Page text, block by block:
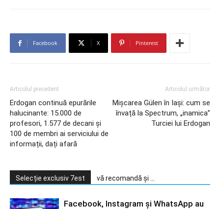
Facebook X Pinterest
Articolul precedent
Erdogan continuă epurările
halucinante: 15.000 de
profesori, 1.577 de decani și
100 de membri ai serviciului de
informații, dați afară
Articolul următor
Mişcarea Gülen în Iaşi: cum se
învață la Spectrum, „inamica”
Turciei lui Erdogan
Selecție exclusiv 7est vă recomandă și ...
Facebook, Instagram și WhatsApp au